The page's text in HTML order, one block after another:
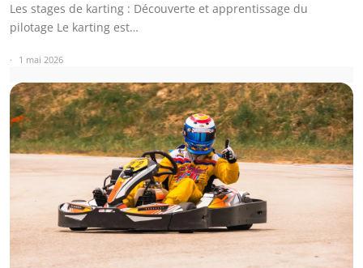
Les stages de karting : Découverte et apprentissage du
pilotage Le karting est…
1 mai 2026